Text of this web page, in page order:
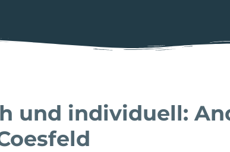
und individuell: